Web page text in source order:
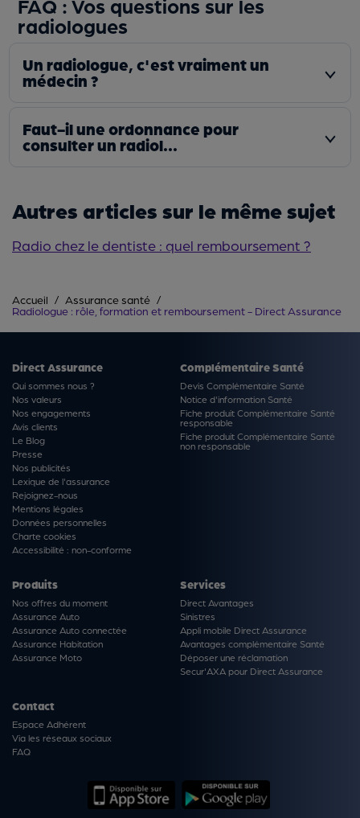
radiologues
Un radiologue, c'est vraiment un
médecin ?
Faut-il une ordonnance pour
consulter un radiol...
Autres articles sur le même sujet
Radio chez le dentiste : quel remboursement ?
Accueil
Assurance santé
Radiologue : rôle, formation et remboursement - Direct Assurance
Direct Assurance
Qui sommes nous ?
Nos valeurs
Nos engagements
Avis clients
Le Blog
Presse
Nos publicités
Lexique de l'assurance
Rejoignez-nous
Mentions légales
Données personnelles
Charte cookies
Accessibilité : non-conforme
Complémentaire Santé
Devis Complémentaire Santé
Notice d'information Santé
Fiche produit Complémentaire Santé
responsable
Fiche produit Complémentaire Santé
non responsable
Produits
Nos offres du moment
Assurance Auto
Assurance Auto connectée
Assurance Habitation
Assurance Moto
Services
Direct Avantages
Sinistres
Appli mobile Direct Assurance
Avantages complémentaire Santé
Déposer une réclamation
Secur'AXA pour Direct Assurance
Contact
Espace Adhérent
Via les réseaux sociaux
FAQ